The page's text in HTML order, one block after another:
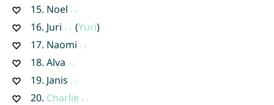
15. Noel
16. Juri (Yuri)
17. Naomi
18. Alva
19. Janis
20. Charlie